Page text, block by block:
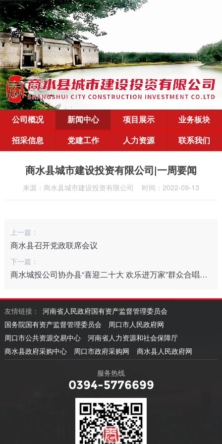
公司概况 新闻中心 项目展示
业务板块
招采信息
党建工作 人力资源 联系我们
商水县城市建设投资有限公司|一周要闻
来源：商水县城市建设投资有限公司 时间：2022-09-13
上一篇：
商水县召开党政联席会议
下一篇：
商水城投公司协办县“喜迎二十大 欢乐进万家”群众合唱大赛
友情链接：
河南省人民政府国有资产监督管理委员会
国务院国有资产监督管理委员会
周口市人民政府网
周口市公共资源交易中心
河南省人力资源和社会保障厅
商水县政府采购中心
周口市政府采购网 商水县人民政府网
服务热线
0394-5776699